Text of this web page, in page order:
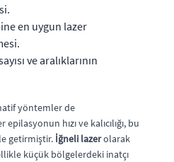
en uygun lazer
ve aralıklarının
yöntemler de
hızı ve kalıcılığı, bu
getirmiştir. İğneli lazerolarak
küçük bölgelerdeki inatçı